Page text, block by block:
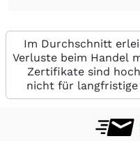
Im Durchschnitt
Verluste beim Handel
Zertifikate sind
nicht für langfristige